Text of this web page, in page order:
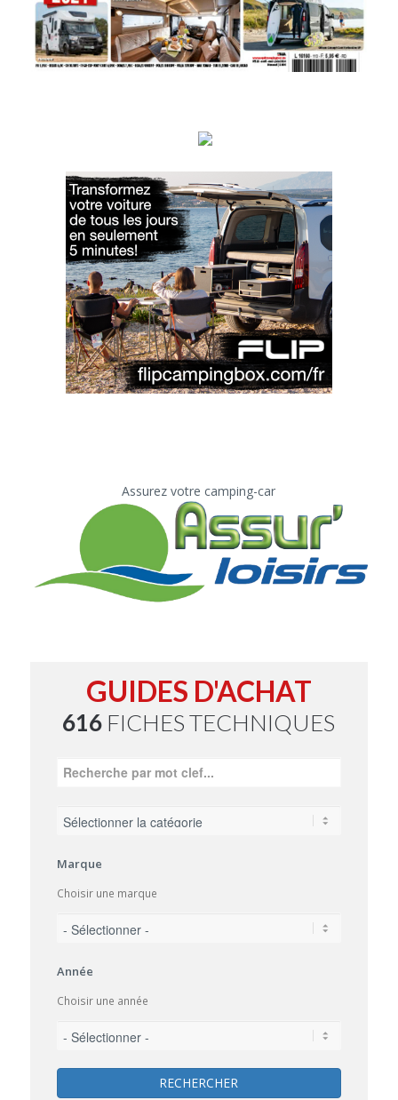
Assurez votre camping-car
GUIDES D'ACHAT
616 FICHES TECHNIQUES
Marque
Choisir une marque
Année
Choisir une année
RECHERCHER